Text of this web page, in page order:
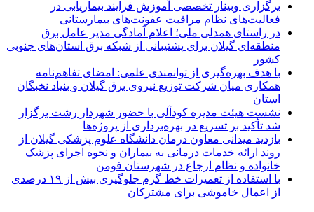
برگزاری وبینار تخصصی آموزش فرایند بیماریابی در
فعالیت‌های نظام مراقبت عفونت‌های بیمارستانی
در راستای همدلی ملی؛ اعلام آمادگی مدیر عامل برق
منطقه‌ای گیلان برای پشتیبانی از شبكه برق استان‌های جنوبی
كشور
با هدف بهره‌گیری از توانمندی علمی: امضای تفاهم‌نامه
همكاری میان شركت توزیع نیروی برق گیلان و بنیاد نخبگان
استان
نشست هیئت مدیره کودآلی با حضور شهردار رشت برگزار
شد تأکید بر تسریع در بهره‌برداری از پروژه‌ها
بازدید میدانی معاون درمان دانشگاه علوم پزشکی گیلان از
روند ارائه خدمات درمانی به بیماران و نحوه اجرای پزشک
خانواده و نظام ارجاع در شهرستان فومن
با استفاده از تعمیرات خط گرم جلوگیری بیش از ۱۹ درصدی
از اعمال خاموشی برای مشتركان